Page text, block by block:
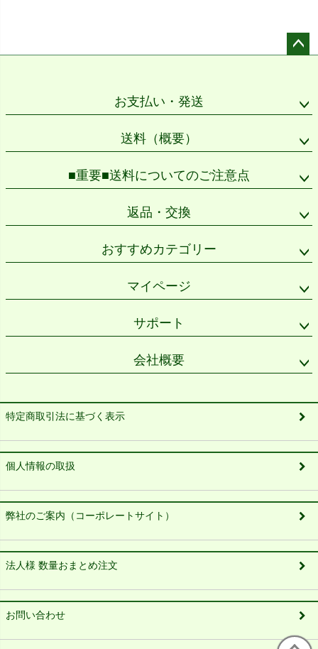
お支払い・発送
送料（概要）
■重要■送料についてのご注意点
返品・交換
おすすめカテゴリー
マイページ
サポート
会社概要
特定商取引法に基づく表示
個人情報の取扱
弊社のご案内（コーポレートサイト）
法人様 数量おまとめ注文
お問い合わせ